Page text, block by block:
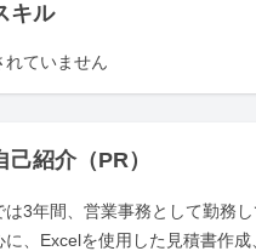
キル
れていません
己紹介（PR）
は3年間、営業事務として勤務
に、Excelを使用した見積書作